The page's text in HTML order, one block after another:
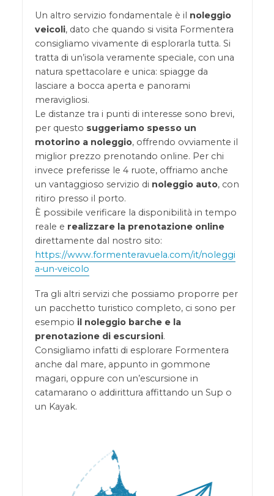
Un altro servizio fondamentale è il noleggio
veicoli, dato che quando si visita Formentera
consigliamo vivamente di esplorarla tutta. Si
tratta di un’isola veramente speciale, con una
natura spettacolare e unica: spiagge da
lasciare a bocca aperta e panorami
meravigliosi.
Le distanze tra i punti di interesse sono brevi,
per questo suggeriamo spesso un
motorino a noleggio, offrendo ovviamente il
miglior prezzo prenotando online. Per chi
invece preferisse le 4 ruote, offriamo anche
un vantaggioso servizio di noleggio auto, con
ritiro presso il porto.
È possibile verificare la disponibilità in tempo
reale e realizzare la prenotazione online
direttamente dal nostro sito:
https://www.formenteravuela.com/it/noleggi
a-un-veicolo
Tra gli altri servizi che possiamo proporre per
un pacchetto turistico completo, ci sono per
esempio il noleggio barche e la
prenotazione di escursioni.
Consigliamo infatti di esplorare Formentera
anche dal mare, appunto in gommone
magari, oppure con un’escursione in
catamarano o addirittura affittando un Sup o
un Kayak.